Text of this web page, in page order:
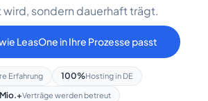
sondern dauerhaft trägt.
LeasOne in Ihre Prozesse passt
Erfahrung 100%Hosting in DE
Verträge werden betreut